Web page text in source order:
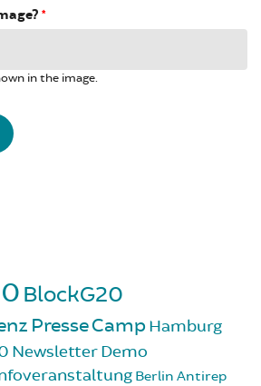
*
in the image.
BlockG20
PresseCampHamburg
NewsletterDemo
Berlin Antirep